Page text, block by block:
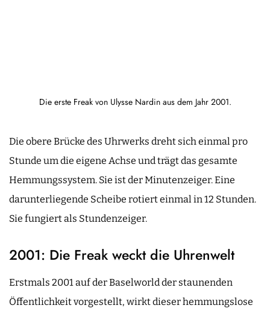
Die erste Freak von Ulysse Nardin aus dem Jahr 2001.
Die obere Brücke des Uhrwerks dreht sich einmal pro
Stunde um die eigene Achse und trägt das gesamte
Hemmungssystem. Sie ist der Minutenzeiger. Eine
darunterliegende Scheibe rotiert einmal in 12 Stunden.
Sie fungiert als Stundenzeiger.
2001: Die Freak weckt die Uhrenwelt
Erstmals 2001 auf der Baselworld der staunenden
Öffentlichkeit vorgestellt, wirkt dieser hemmungslose